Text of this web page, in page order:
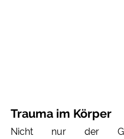
Trauma im Körper
Nicht nur der